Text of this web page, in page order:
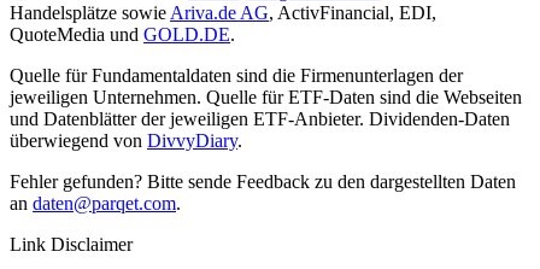
Handelsplätze sowie Ariva.de AG, ActivFinancial, EDI,
QuoteMedia und GOLD.DE.
Quelle für Fundamentaldaten sind die Firmenunterlagen der
jeweiligen Unternehmen. Quelle für ETF-Daten sind die Webseiten
und Datenblätter der jeweiligen ETF-Anbieter. Dividenden-Daten
überwiegend von DivvyDiary.
Fehler gefunden? Bitte sende Feedback zu den dargestellten Daten
an daten@parqet.com.
Link Disclaimer